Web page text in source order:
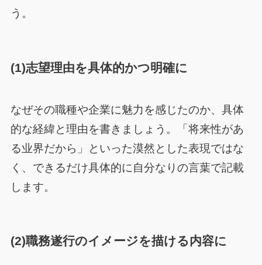
う。
(1)志望理由を具体的かつ明確に
なぜその職種や企業に魅力を感じたのか、具体
的な経緯と理由を書きましょう。「将来性があ
る业界だから」といった漠然とした表現ではな
く、できるだけ具体的に自分なりの言葉で記載
します。
(2)職務遂行のイメージを描ける内容に